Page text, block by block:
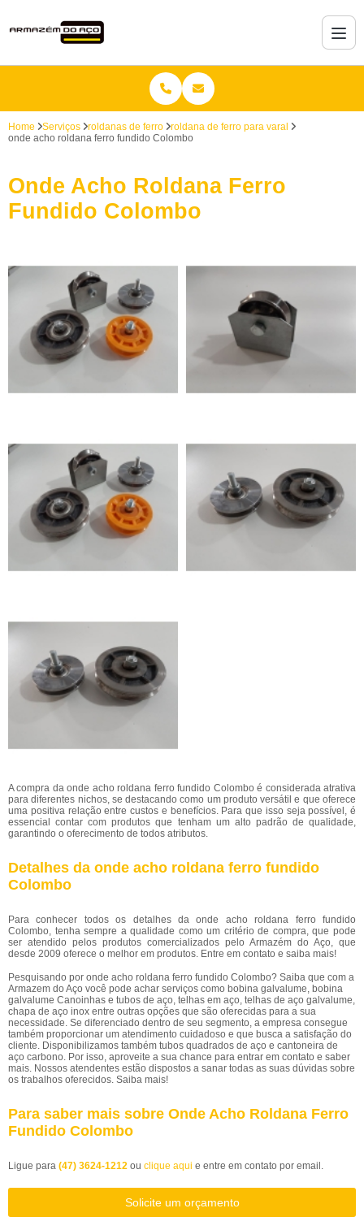
Home Serviços roldanas de ferro
roldana de ferro para varal
onde acho roldana ferro fundido Colombo
Onde Acho Roldana Ferro
Fundido Colombo
A compra da onde acho roldana ferro fundido Colombo é considerada atrativa
para diferentes nichos, se destacando como um produto versátil e que oferece
uma positiva relação entre custos e benefícios. Para que isso seja possível, é
essencial contar com produtos que tenham um alto padrão de qualidade,
garantindo o oferecimento de todos atributos.
Detalhes da onde acho roldana ferro fundido
Colombo
Para conhecer todos os detalhes da onde acho roldana ferro fundido
Colombo, tenha sempre a qualidade como um critério de compra, que pode
ser atendido pelos produtos comercializados pelo Armazém do Aço, que
desde 2009 oferece o melhor em produtos. Entre em contato e saiba mais!
Pesquisando por onde acho roldana ferro fundido Colombo? Saiba que com a
Armazem do Aço você pode achar serviços como bobina galvalume, bobina
galvalume Canoinhas e tubos de aço, telhas em aço, telhas de aço galvalume,
chapa de aço inox entre outras opções que são oferecidas para a sua
necessidade. Se diferenciado dentro de seu segmento, a empresa consegue
também proporcionar um atendimento cuidadoso e que busca a satisfação do
cliente. Disponibilizamos também tubos quadrados de aço e cantoneira de
aço carbono. Por isso, aproveite a sua chance para entrar em contato e saber
mais. Nossos atendentes estão dispostos a sanar todas as suas dúvidas sobre
os trabalhos oferecidos. Saiba mais!
Para saber mais sobre Onde Acho Roldana Ferro
Fundido Colombo
Ligue para (47) 3624-1212 ou clique aqui e entre em contato por email.
Solicite um orçamento